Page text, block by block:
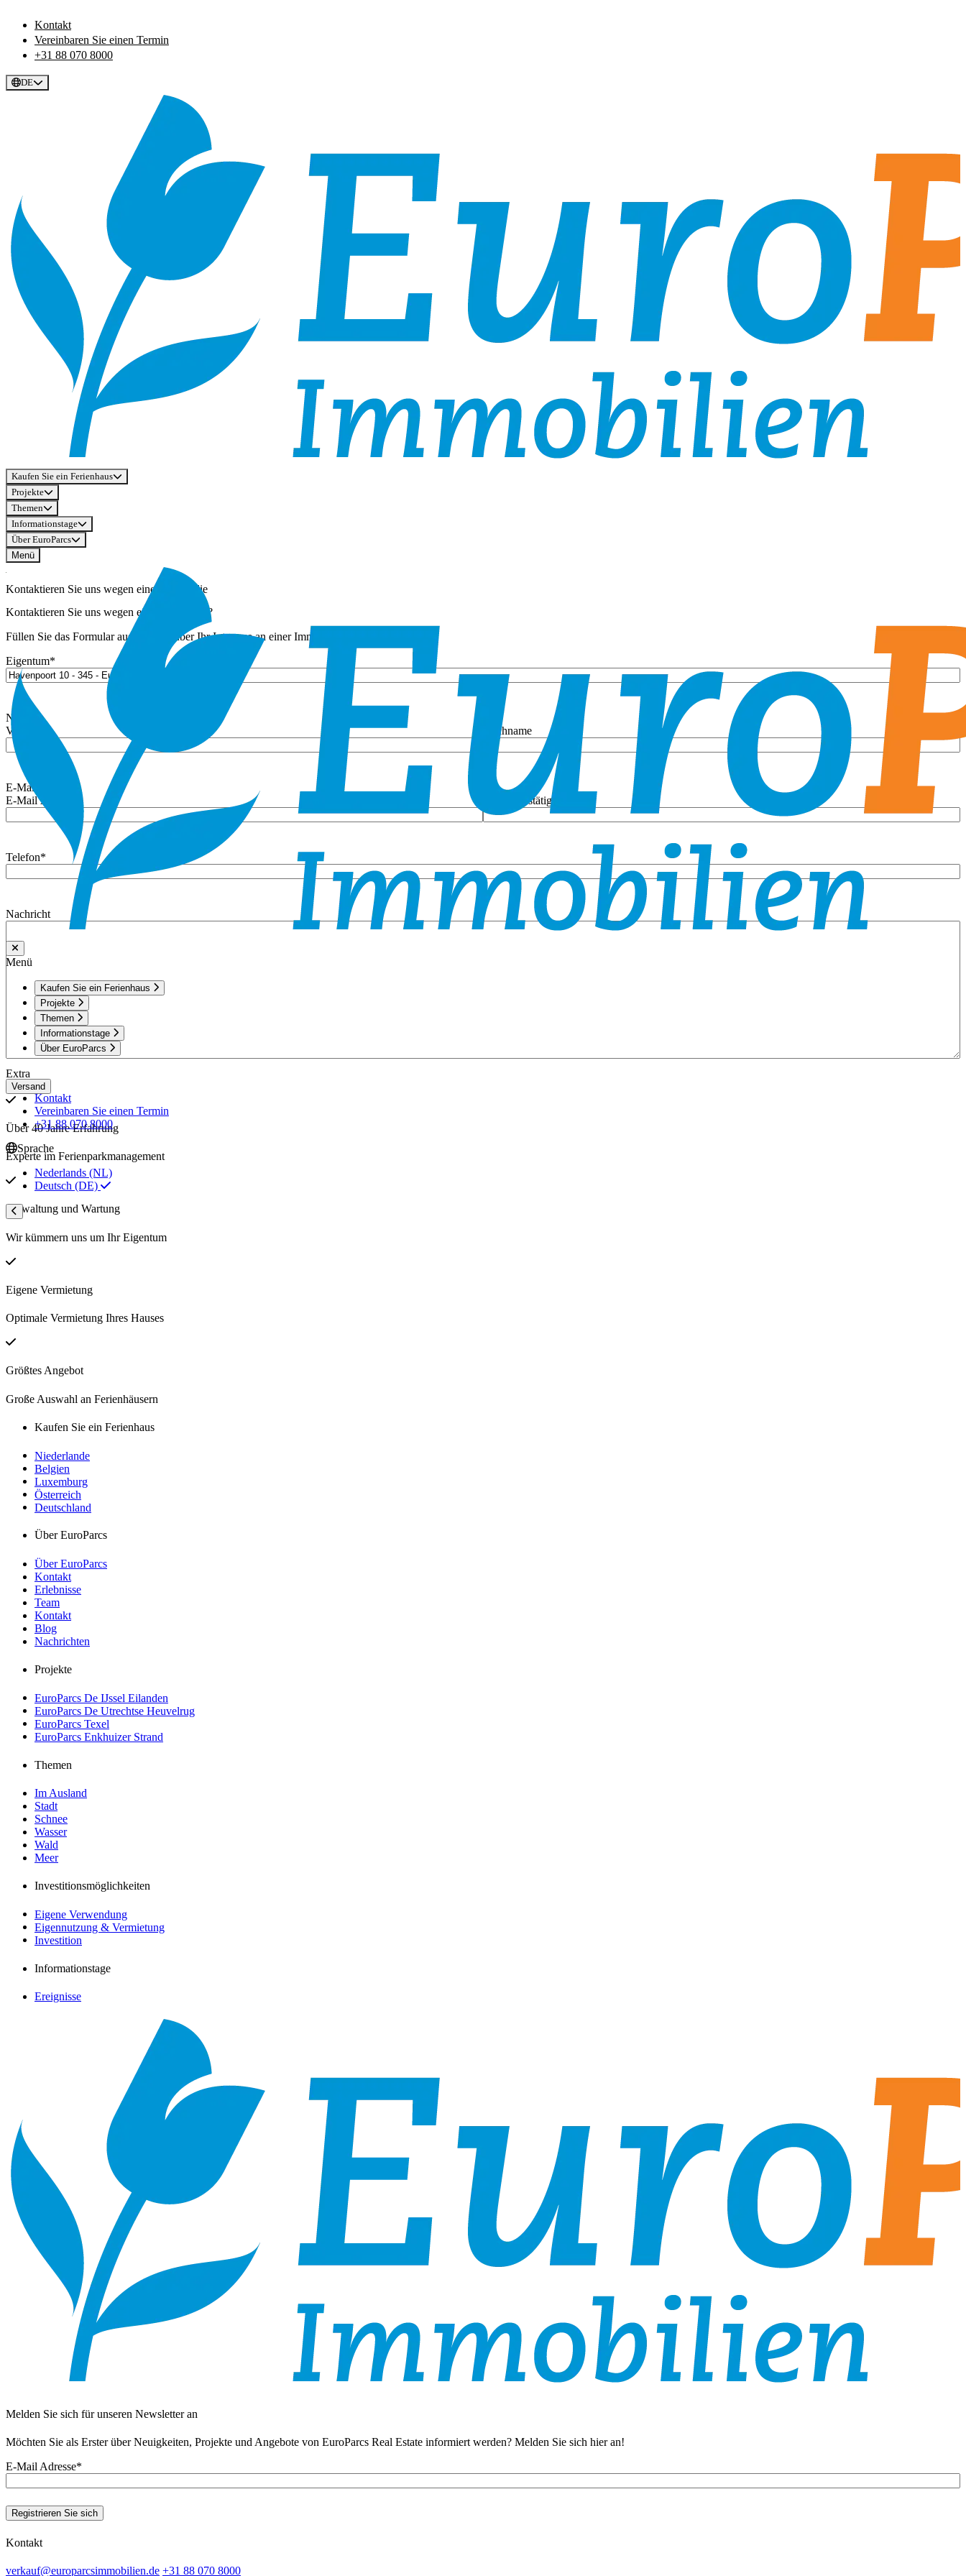
Kontakt
Vereinbaren Sie einen Termin
+31 88 070 8000
DE
Kaufen Sie ein Ferienhaus
Projekte
Themen
Informationstage
Über EuroParcs
Menü
Menü
Kaufen Sie ein Ferienhaus
Projekte
Themen
Informationstage
Über EuroParcs
Extra
Kontakt
Vereinbaren Sie einen Termin
+31 88 070 8000
Sprache
Nederlands (NL)
Deutsch (DE)
Kontaktieren Sie uns wegen einer Immobilie
Kontaktieren Sie uns wegen einer Immobilie?
Füllen Sie das Formular aus, um uns über Ihr Interesse an einer Immobilie zu informieren.
Eigentum*
Name
Vorname
Nachname
E-Mail
E-Mail Adresse
E-Mail bestätigen
Telefon*
Nachricht
Versand
Über 40 Jahre Erfahrung
Experte im Ferienparkmanagement
Verwaltung und Wartung
Wir kümmern uns um Ihr Eigentum
Eigene Vermietung
Optimale Vermietung Ihres Hauses
Größtes Angebot
Große Auswahl an Ferienhäusern
Kaufen Sie ein Ferienhaus
Niederlande
Belgien
Luxemburg
Österreich
Deutschland
Über EuroParcs
Über EuroParcs
Kontakt
Erlebnisse
Team
Kontakt
Blog
Nachrichten
Projekte
EuroParcs De IJssel Eilanden
EuroParcs De Utrechtse Heuvelrug
EuroParcs Texel
EuroParcs Enkhuizer Strand
Themen
Im Ausland
Stadt
Schnee
Wasser
Wald
Meer
Investitionsmöglichkeiten
Eigene Verwendung
Eigennutzung & Vermietung
Investition
Informationstage
Ereignisse
Melden Sie sich für unseren Newsletter an
Möchten Sie als Erster über Neuigkeiten, Projekte und Angebote von EuroParcs Real Estate informiert werden? Melden Sie sich hier an!
E-Mail Adresse*
Registrieren Sie sich
Kontakt
verkauf@europarcsimmobilien.de +31 88 070 8000